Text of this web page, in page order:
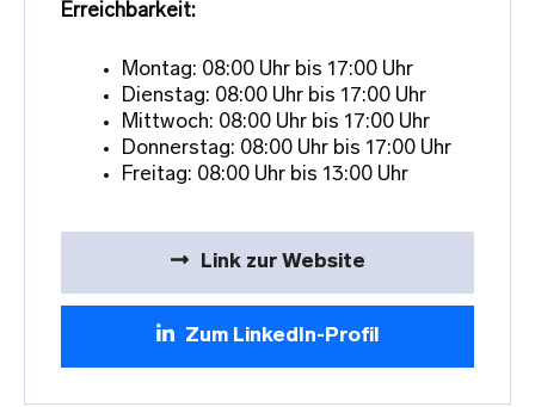
Erreichbarkeit:
Montag: 08:00 Uhr bis 17:00 Uhr
Dienstag: 08:00 Uhr bis 17:00 Uhr
Mittwoch: 08:00 Uhr bis 17:00 Uhr
Donnerstag: 08:00 Uhr bis 17:00 Uhr
Freitag: 08:00 Uhr bis 13:00 Uhr
Link zur Website
Zum LinkedIn-Profil